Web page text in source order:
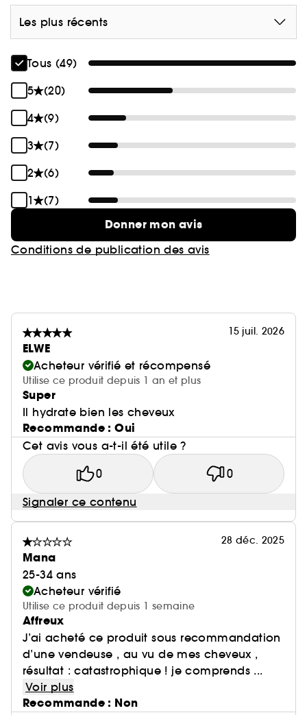
Les plus récents
Tous (49)
5
(20)
4
(9)
3
(7)
2
(6)
1
(7)
Donner mon avis
Conditions de publication des avis
15 juil. 2026
ELWE
Acheteur vérifié et récompensé
Utilise ce produit depuis 1 an et plus
Super
Il hydrate bien les cheveux
Recommande : Oui
Cet avis vous a-t-il été utile ?
0 0
Signaler ce contenu
28 déc. 2025
Mana
25-34 ans
Acheteur vérifié
Utilise ce produit depuis 1 semaine
Affreux
J’ai acheté ce produit sous recommandation
d’une vendeuse , au vu de mes cheveux ,
résultat : catastrophique ! je comprends ...
Voir plus
Recommande : Non